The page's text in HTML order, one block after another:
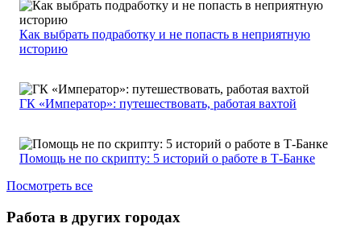
Как выбрать подработку и не попасть в неприятную
историю
ГК «Император»: путешествовать, работая вахтой
Помощь не по скрипту: 5 историй о работе в Т-Банке
Посмотреть все
Работа в других городах